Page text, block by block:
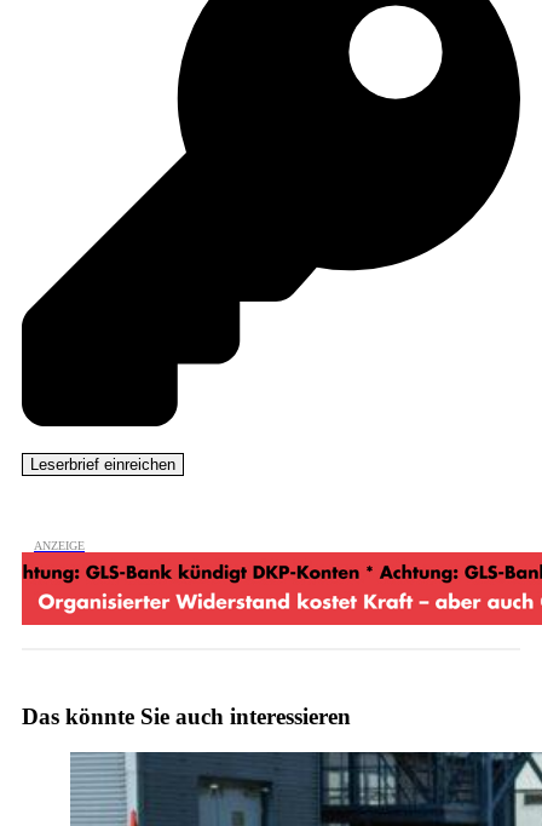
Das könnte Sie auch interessieren